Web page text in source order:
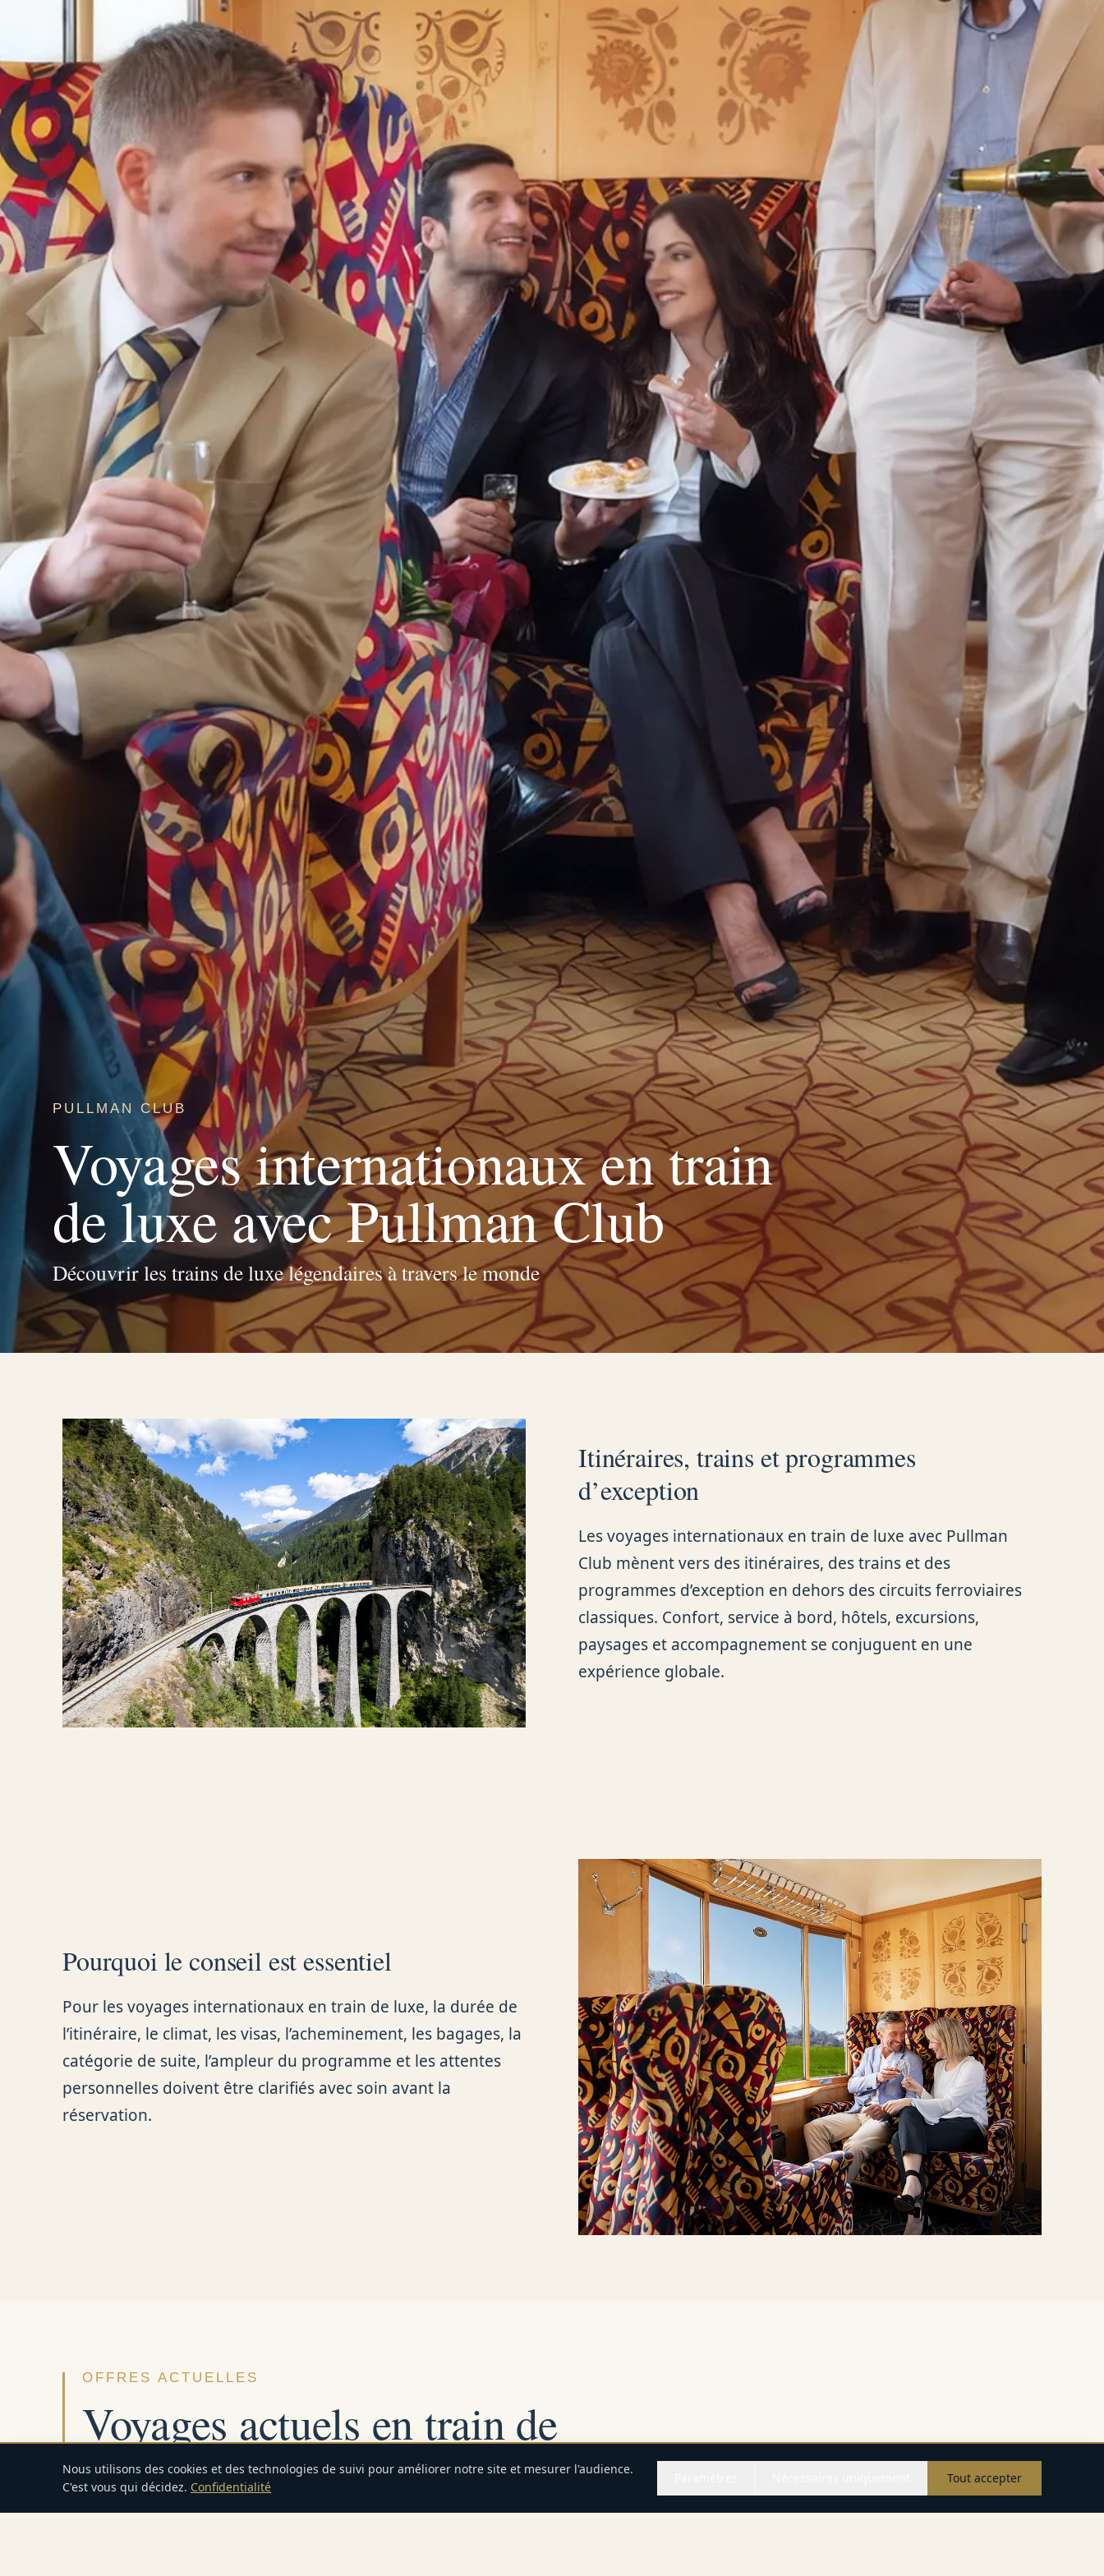
PULLMAN CLUB
Voyages internationaux en train
de luxe avec Pullman Club
Découvrir les trains de luxe légendaires à travers le monde
Itinéraires, trains et programmes
d’exception
Les voyages internationaux en train de luxe avec Pullman
Club mènent vers des itinéraires, des trains et des
programmes d’exception en dehors des circuits ferroviaires
classiques. Confort, service à bord, hôtels, excursions,
paysages et accompagnement se conjuguent en une
expérience globale.
Pourquoi le conseil est essentiel
Pour les voyages internationaux en train de luxe, la durée de
l’itinéraire, le climat, les visas, l’acheminement, les bagages, la
catégorie de suite, l’ampleur du programme et les attentes
personnelles doivent être clarifiés avec soin avant la
réservation.
OFFRES ACTUELLES
Voyages actuels en train de
luxe
Accueil Appel WhatsApp
Nous utilisons des cookies et des technologies de suivi pour améliorer notre site et mesurer l'audience.
C'est vous qui décidez. Confidentialité
Tout accepter